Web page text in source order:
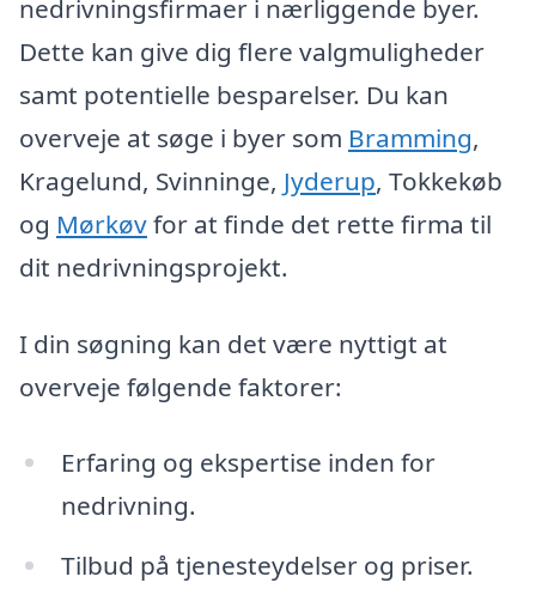
nedrivningsfirmaer i nærliggende byer.
Dette kan give dig flere valgmuligheder
samt potentielle besparelser. Du kan
overveje at søge i byer som Bramming,
Kragelund, Svinninge, Jyderup, Tokkekøb
og Mørkøvfor at finde det rette firma til
dit nedrivningsprojekt.
I din søgning kan det være nyttigt at
overveje følgende faktorer:
Erfaring og ekspertise inden for
nedrivning.
Tilbud på tjenesteydelser og priser.